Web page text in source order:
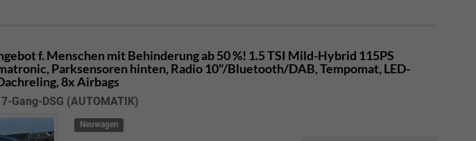
f. Menschen mit Behinderung ab 50 %! 1.5 TSI Mild-Hybrid 115PS
Parksensoren hinten, Radio 10"/Bluetooth/DAB, Tempomat, LED-
8x Airbags
Gang-DSG (AUTOMATIK)
Neuwagen